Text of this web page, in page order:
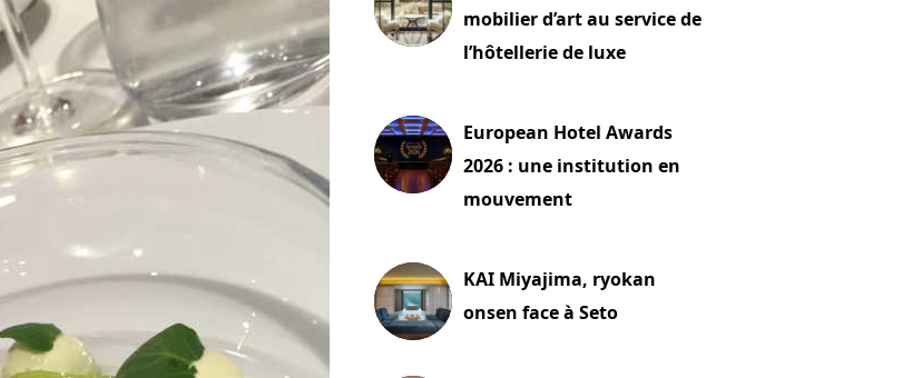
mobilier d’art au service de
l’hôtellerie de luxe
European Hotel Awards
2026 : une institution en
mouvement
KAI Miyajima, ryokan
onsen face à Seto